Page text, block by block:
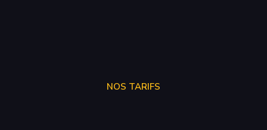
NOS TARIFS